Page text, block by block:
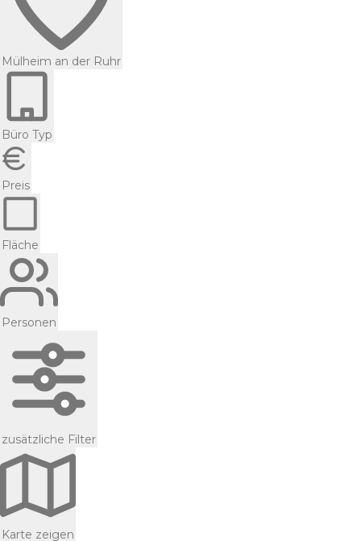
Mülheim an der Ruhr
Büro Typ
Preis
Fläche
Personen
zusätzliche Filter
Karte zeigen